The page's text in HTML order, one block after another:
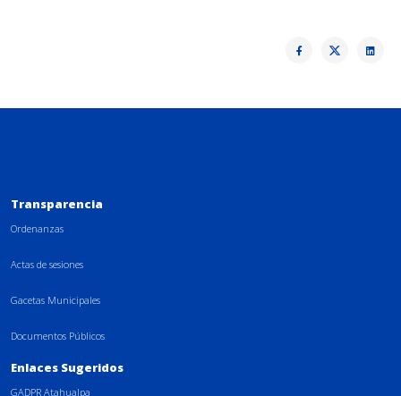
Transparencia
Ordenanzas
Actas de sesiones
Gacetas Municipales
Documentos Públicos
Enlaces Sugeridos
GADPR Atahualpa